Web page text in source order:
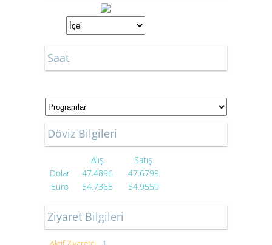
Saat
Döviz Bilgileri
Alış
Satış
Dolar
47.4896
47.6799
Euro
54.7365 54.9559
Ziyaret Bilgileri
1